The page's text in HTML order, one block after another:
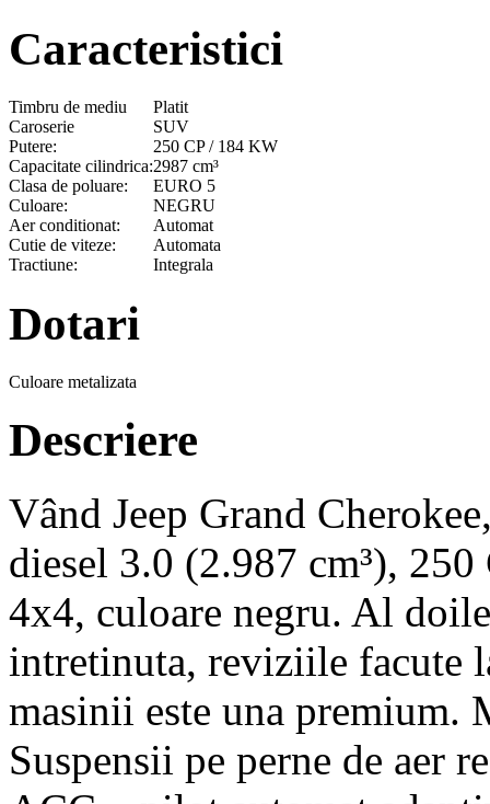
Caracteristici
Timbru de mediu
Platit
Caroserie
SUV
Putere:
250 CP / 184 KW
Capacitate cilindrica:2987 cm³
Clasa de poluare:
EURO 5
Culoare:
NEGRU
Aer conditionat:
Automat
Cutie de viteze:
Automata
Tractiune:
Integrala
Dotari
Culoare metalizata
Descriere
Vând Jeep Grand
diesel 3.0 (2.987 cm³),
4x4, culoare negru. Al
intretinuta, reviziile facute
masinii este una premium.
Suspensii pe perne de aer